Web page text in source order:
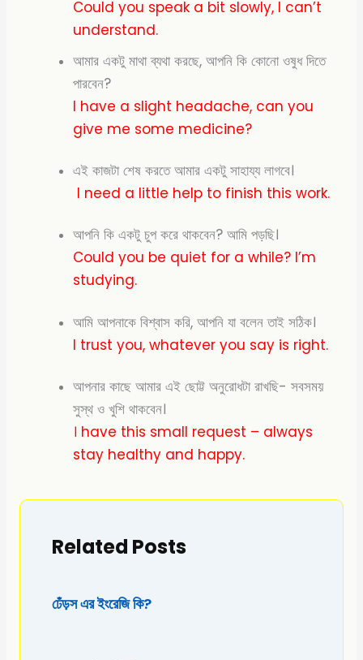
Could you speak a bit slowly, I can’t
understand.
আমার একটু মাথা ব্যথা করছে, আপনি কি কোনো ওষুধ দিতে
পারবেন?
I have a slight headache, can you
give me some medicine?
এই কাজটা শেষ করতে আমার একটু সাহায্য লাগবে।
I need a little help to finish this work.
আপনি কি একটু চুপ করে থাকবেন? আমি পড়ছি।
Could you be quiet for a while? I’m
studying.
আমি আপনাকে বিশ্বাস করি, আপনি যা বলেন তাই সঠিক।
I trust you, whatever you say is right.
আপনার কাছে আমার এই ছোট্ট অনুরোধটা রাখছি- সবসময়
সুস্থ ও খুশি থাকবেন।
। have this small request – always
stay healthy and happy.
Related Posts
ঢেঁড়স এর ইংরেজি কি?